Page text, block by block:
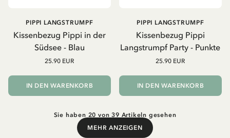
Kissenbezug Pippi in der
Südsee - Blau
PIPPI LANGSTRUMPF
25.90 EUR
IN DEN WARENKORB
Kissenbezug Pippi
Langstrumpf Party - Punkte
PIPPI LANGSTRUMPF
25.90 EUR
IN DEN WARENKORB
Sie haben 20 von 39 Artikeln gesehen
MEHR ANZEIGEN
Mehr anzeigen